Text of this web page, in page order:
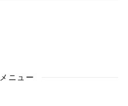
メニュー